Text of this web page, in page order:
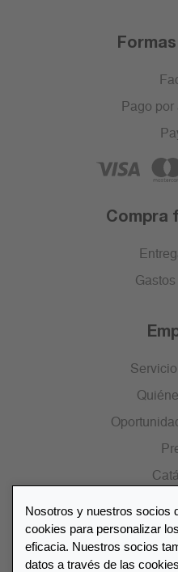
Pago
Compra
Lista de
Encuentre su
Nosotros y nuestros socios
cookies para personalizar
eficacia. Nuestros socios
datos a través de las